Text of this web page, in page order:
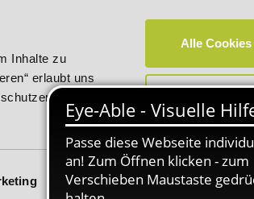
Inhalte zu
erlaubt uns
Details zeigen
Alle
Notwenige
HÄUFIG GESTELLTE FRAGEN (FAQ)
auf "E-Commerce Manager" vom 28. Juli